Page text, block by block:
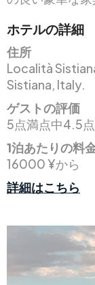
ホテルの詳細
住所
Località
Sistiana, Italy.
ゲストの評価
5点満点中4.5点
1泊あたりの料
16000 ¥から
詳細はこちら